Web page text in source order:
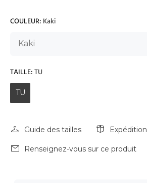
COULEUR: Kaki
TAILLE:TU
TU
Guide des tailles Expédition
Renseignez-vous sur ce produit